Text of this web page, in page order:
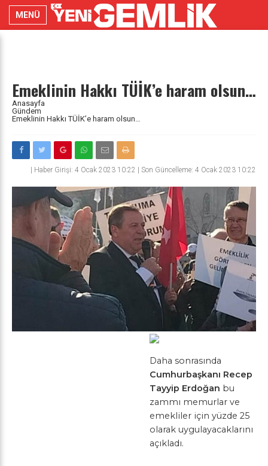
MENÜ
Emeklinin Hakkı TÜİK’e haram olsun…
Anasayfa
Gündem
Emeklinin Hakkı TÜİK’e haram olsun…
Haber Girişi: 4 Ocak 2023 10:22 | Son Güncelleme: 4 Ocak 2023 10:22
Daha sonrasında
Cumhurbaşkanı Recep
Tayyip Erdoğan bu
zammı memurlar ve
emekliler için yüzde 25
olarak uygulayacaklarını
açıkladı.